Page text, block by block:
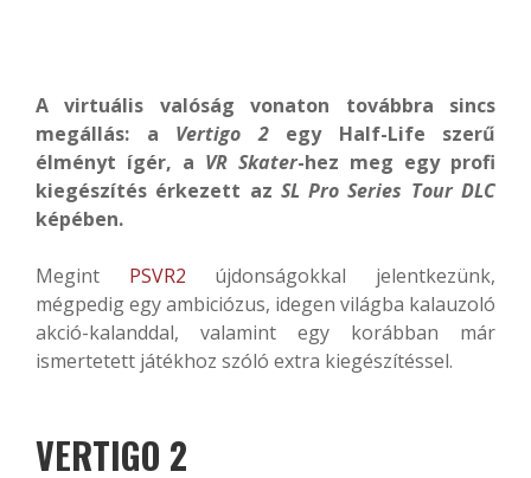
A virtuális valóság vonaton továbbra sincs
megállás: a Vertigo 2egy Half-Life szerű
élményt ígér, a VR Skater-hez meg egy profi
kiegészítés érkezett az SL Pro Series Tour DLC
képében.
Megint PSVR2 újdonságokkal jelentkezünk,
mégpedig egy ambiciózus, idegen világba kalauzoló
akció-kalanddal, valamint egy korábban már
ismertetett játékhoz szóló extra kiegészítéssel.
VERTIGO 2